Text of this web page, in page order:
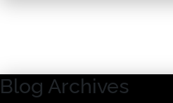
Blog Archives